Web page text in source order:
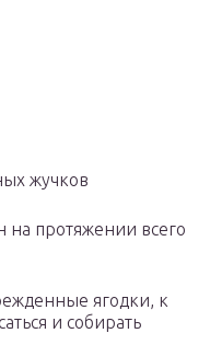
жучков
на протяжении всего
ягодки, к
и собирать